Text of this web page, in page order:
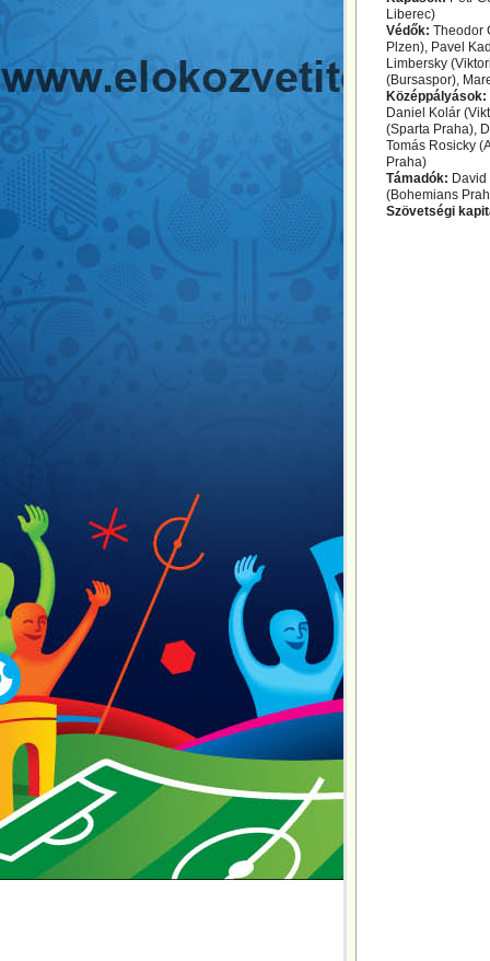
Liberec)
Védők: Theodor
Plzen), Pavel
Limbersky
(Bursaspor),
Középpályások:
Daniel Kolár
(Sparta Praha),
Tomás Rosicky
Praha)
Támadók:
(Bohemians
Szövetségi